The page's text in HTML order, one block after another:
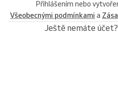
Přihlášením nebo
Všeobecnými podmínkami a
Ještě nemáte účet?